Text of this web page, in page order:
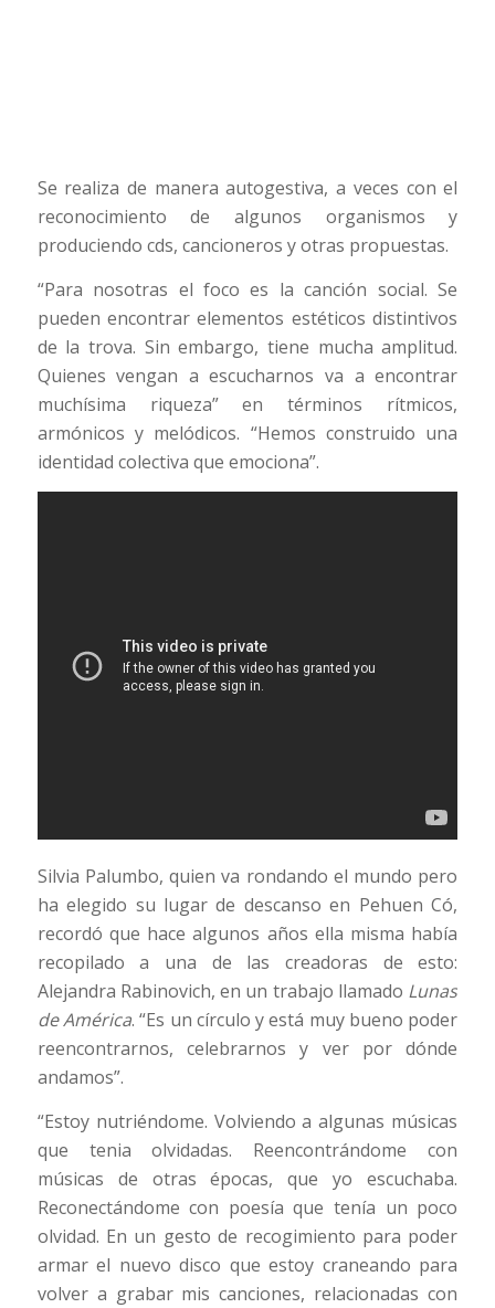
Se realiza de manera autogestiva, a veces con el
reconocimiento de algunos organismos y
produciendo cds, cancioneros y otras propuestas.
“Para nosotras el foco es la canción social. Se
pueden encontrar elementos estéticos distintivos
de la trova. Sin embargo, tiene mucha amplitud.
Quienes vengan a escucharnos va a encontrar
muchísima riqueza” en términos rítmicos,
armónicos y melódicos. “Hemos construido una
identidad colectiva que emociona”.
Silvia Palumbo, quien va rondando el mundo pero
ha elegido su lugar de descanso en Pehuen Có,
recordó que hace algunos años ella misma había
recopilado a una de las creadoras de esto:
Alejandra Rabinovich, en un trabajo llamado Lunas
de América. “Es un círculo y está muy bueno poder
reencontrarnos, celebrarnos y ver por dónde
andamos”.
“Estoy nutriéndome. Volviendo a algunas músicas
que tenia olvidadas. Reencontrándome con
músicas de otras épocas, que yo escuchaba.
Reconectándome con poesía que tenía un poco
olvidad. En un gesto de recogimiento para poder
armar el nuevo disco que estoy craneando para
volver a grabar mis canciones, relacionadas con